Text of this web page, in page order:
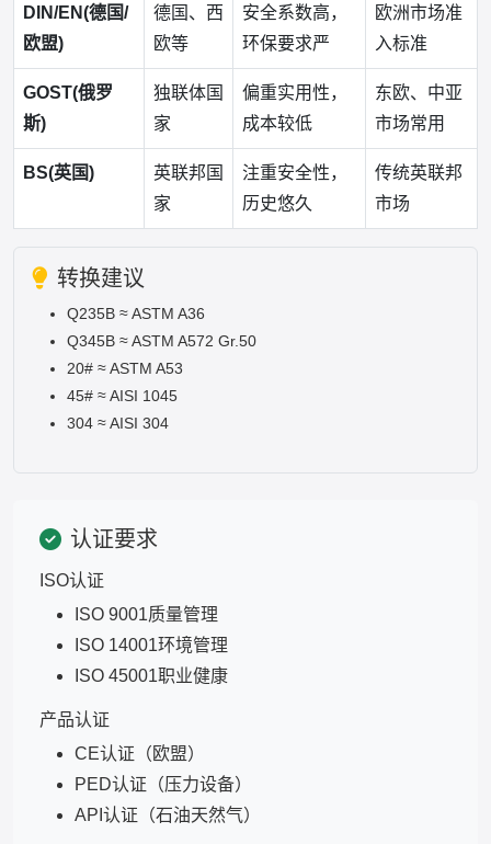
DIN/EN(德国/
欧盟)
德国、西
欧等
安全系数高，
环保要求严
欧洲市场准
入标准
GOST(俄罗
斯)
独联体国
家
偏重实用性，
成本较低
东欧、中亚
市场常用
BS(英国)
英联邦国
家
注重安全性，
历史悠久
传统英联邦
市场
转换建议
Q235B ≈ ASTM A36
Q345B ≈ ASTM A572 Gr.50
20# ≈ ASTM A53
45# ≈ AISI 1045
304 ≈ AISI 304
认证要求
ISO认证
ISO 9001质量管理
ISO 14001环境管理
ISO 45001职业健康
产品认证
CE认证（欧盟）
PED认证（压力设备）
API认证（石油天然气）